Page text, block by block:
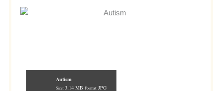
Autism
Size: 3.14 MB Format: JPG